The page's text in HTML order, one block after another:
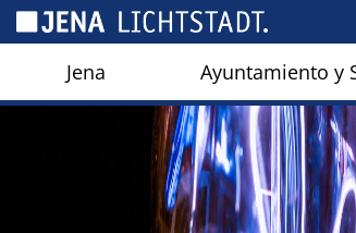
Jena Ayuntamiento y
Panel de gestión de cookies